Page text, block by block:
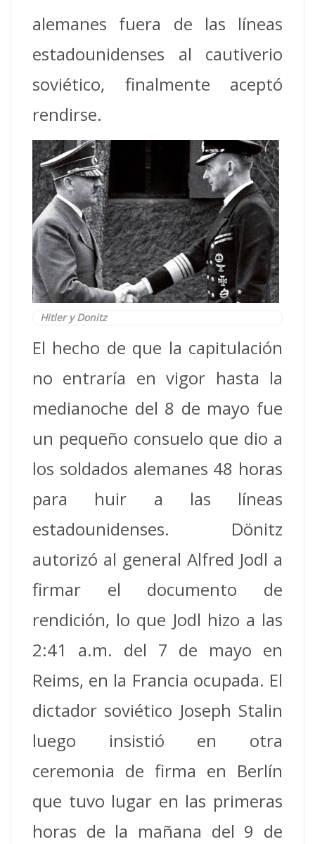
alemanes fuera de las líneas
estadounidenses al cautiverio
soviético, finalmente aceptó
rendirse.
Hitler y Donitz
El hecho de que la capitulación
no entraría en vigor hasta la
medianoche del 8 de mayo fue
un pequeño consuelo que dio a
los soldados alemanes 48 horas
para huir a las líneas
estadounidenses. Dönitz
autorizó al general Alfred Jodl a
firmar el documento de
rendición, lo que Jodl hizo a las
2:41 a.m. del 7 de mayo en
Reims, en la Francia ocupada. El
dictador soviético Joseph Stalin
luego insistió en otra
ceremonia de firma en Berlín
que tuvo lugar en las primeras
horas de la mañana del 9 de